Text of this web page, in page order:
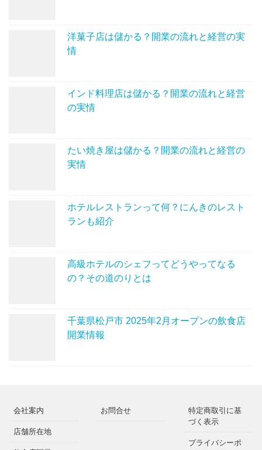
洋菓子店は儲かる？開業の流れと経営の実
情
インド料理店は儲かる？開業の流れと経営
の実情
たい焼き屋は儲かる？開業の流れと経営の
実情
ホテルレストランって何？にんきのレスト
ランも紹介
高級ホテルのシェフってどうやってなる
の？その道のりとは
千葉県松戸市 2025年2月オープンの飲食店
開業情報
会社案内
店舗所在地
お問合せ
特定商取引に基
づく表示
プライバシーポ